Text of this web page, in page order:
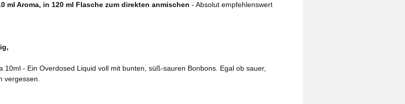
ml Aroma, in 120 ml Flasche zum direkten anmischen - Absolut empfehlenswert
10ml - Ein Overdosed Liquid voll mit bunten, süß-sauren Bonbons. Egal ob sauer,
vergessen.